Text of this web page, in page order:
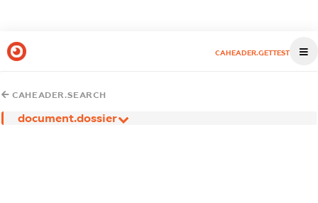
CAHEADER.GETTEST
CAHEADER.SEARCH
document.dossier